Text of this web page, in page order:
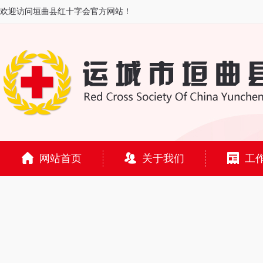
欢迎访问垣曲县红十字会官方网站！
网站首页 关于我们 工